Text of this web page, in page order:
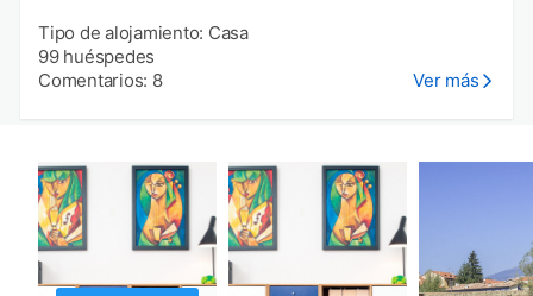
Tipo de alojamiento: Casa
99 huéspedes
Comentarios: 8
Ver más